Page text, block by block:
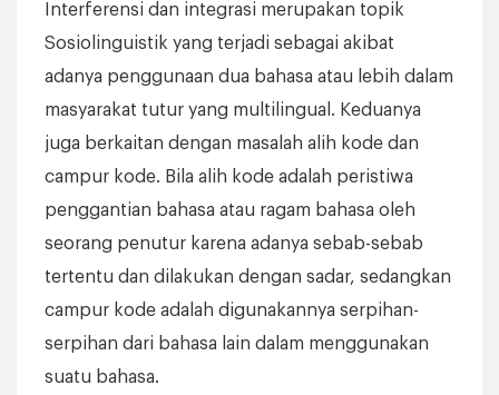
Interferensi dan integrasi merupakan topik
Sosiolinguistik yang terjadi sebagai akibat
adanya penggunaan dua bahasa atau lebih dalam
masyarakat tutur yang multilingual. Keduanya
juga berkaitan dengan masalah alih kode dan
campur kode. Bila alih kode adalah peristiwa
penggantian bahasa atau ragam bahasa oleh
seorang penutur karena adanya sebab-sebab
tertentu dan dilakukan dengan sadar, sedangkan
campur kode adalah digunakannya serpihan-
serpihan dari bahasa lain dalam menggunakan
suatu bahasa.